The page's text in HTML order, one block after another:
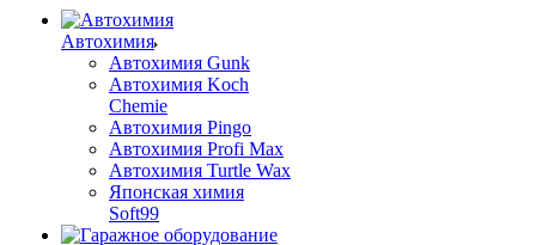
Автохимия
Автохимия Gunk
Автохимия Koch
Chemie
Автохимия Pingo
Автохимия Profi Max
Автохимия Turtle Wax
Японская химия
Soft99